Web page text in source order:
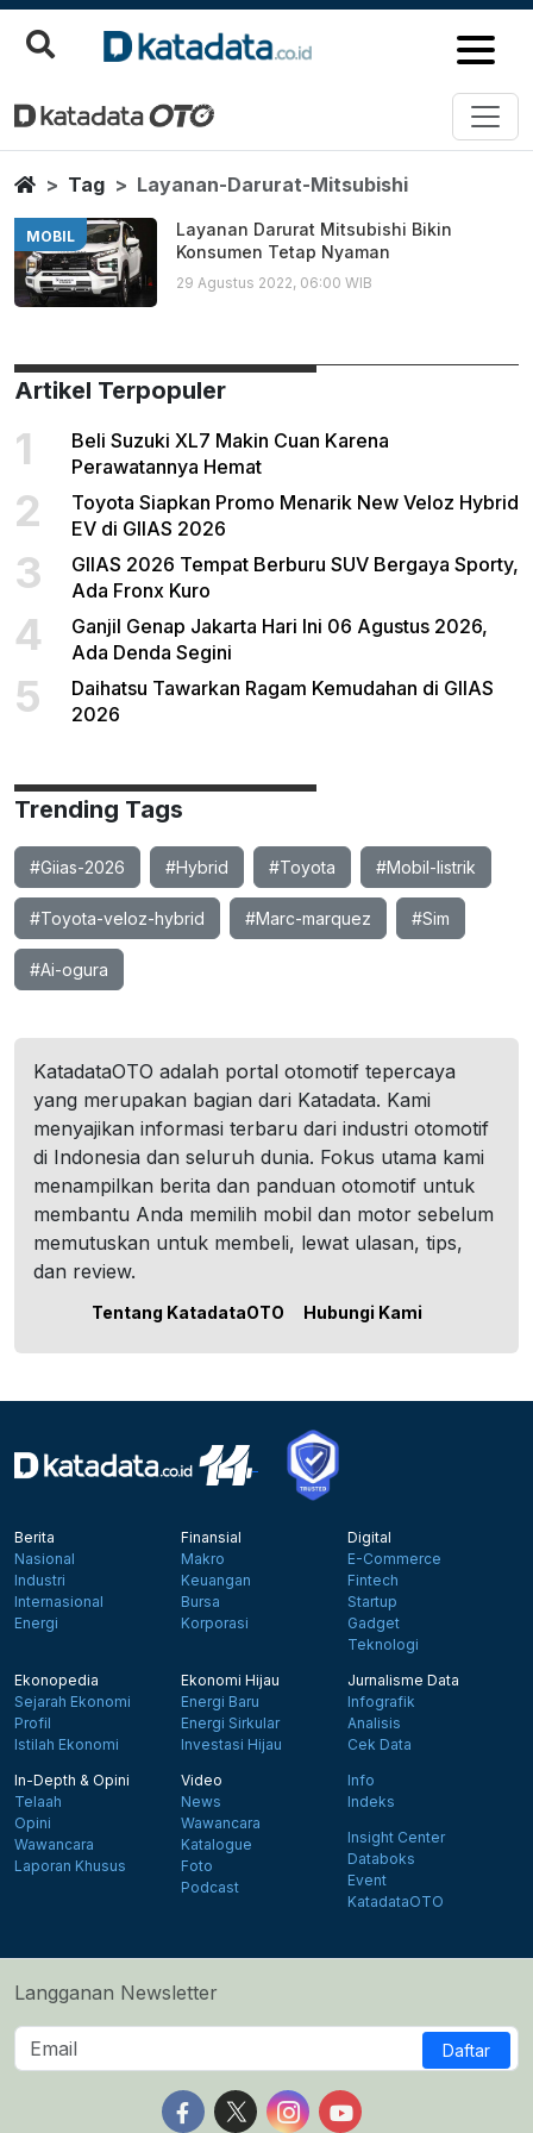
Layanan Darurat Mitsubishi
Berita Terbaru
HomeTag Layanan-Darurat-Mitsubishi
MOBIL
Layanan Darurat Mitsubishi Bikin
Konsumen Tetap Nyaman
29 Agustus 2022, 06:00 WIB
Artikel Terpopuler
1
Beli Suzuki XL7 Makin Cuan Karena
Perawatannya Hemat
2
Toyota Siapkan Promo Menarik New Veloz Hybrid
EV di GIIAS 2026
3
GIIAS 2026 Tempat Berburu SUV Bergaya Sporty,
Ada Fronx Kuro
4
Ganjil Genap Jakarta Hari Ini 06 Agustus 2026,
Ada Denda Segini
5
Daihatsu Tawarkan Ragam Kemudahan di GIIAS
2026
Trending Tags
#Giias-2026 #Hybrid #Toyota #Mobil-listrik
#Toyota-veloz-hybrid #Marc-marquez #Sim
#Ai-ogura
KatadataOTO adalah portal otomotif tepercaya
yang merupakan bagian dari Katadata. Kami
menyajikan informasi terbaru dari industri otomotif
di Indonesia dan seluruh dunia. Fokus utama kami
menampilkan berita dan panduan otomotif untuk
membantu Anda memilih mobil dan motor sebelum
memutuskan untuk membeli, lewat ulasan, tips,
dan review.
Tentang KatadataOTO Hubungi Kami
Berita
Nasional
Industri
Internasional
Energi
Finansial
Makro
Keuangan
Bursa
Korporasi
Digital
E-Commerce
Fintech
Startup
Gadget
Teknologi
Ekonopedia
Sejarah Ekonomi
Profil
Istilah Ekonomi
Ekonomi Hijau
Energi Baru
Energi Sirkular
Investasi Hijau
Jurnalisme Data
Infografik
Analisis
Cek Data
In-Depth & Opini
Telaah
Opini
Wawancara
Laporan Khusus
Video
News
Wawancara
Katalogue
Foto
Podcast
Info
Indeks
Insight Center
Databoks
Event
KatadataOTO
Langganan Newsletter
Daftar
Follow us on Facebook
Follow us on X
Follow us on Instagram
Follow us on